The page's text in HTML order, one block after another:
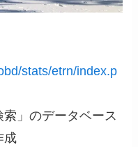
stats/etrn/index.p
」のデータベース
成